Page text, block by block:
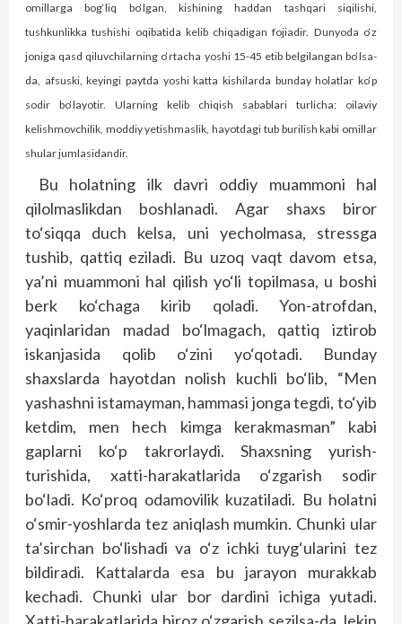
omillarga bog‘liq bo‘lgan, kishining haddan tashqari siqilishi,
tushkunlikka tushishi oqibatida kelib chiqadigan fojiadir. Dunyoda o‘z
joniga qasd qiluvchilarning o‘rtacha yoshi 15-45 etib belgilangan bo‘lsa-
da, afsuski, keyingi paytda yoshi katta kishilarda bunday holatlar ko‘p
sodir bo‘layotir. Ularning kelib chiqish sabablari turlicha: oilaviy
kelishmovchilik, moddiy yetishmaslik, hayotdagi tub burilish kabi omillar
shular jumlasidandir.
Bu holatning ilk davri oddiy muammoni hal
qilolmaslikdan boshlanadi. Agar shaxs biror
to‘siqqa duch kelsa, uni yecholmasa, stressga
tushib, qattiq eziladi. Bu uzoq vaqt davom etsa,
ya’ni muammoni hal qilish yo‘li topilmasa, u boshi
berk ko‘chaga kirib qoladi. Yon-atrofdan,
yaqinlaridan madad bo‘lmagach, qattiq iztirob
iskanjasida qolib o‘zini yo‘qotadi. Bunday
shaxslarda hayotdan nolish kuchli bo‘lib, “Men
yashashni istamayman, hammasi jonga tegdi, to‘yib
ketdim, men hech kimga kerakmasman” kabi
gaplarni ko‘p takrorlaydi. Shaxsning yurish-
turishida, xatti-harakatlarida o‘zgarish sodir
bo‘ladi. Ko‘proq odamovilik kuzatiladi. Bu holatni
o‘smir-yoshlarda tez aniqlash mumkin. Chunki ular
ta’sirchan bo‘lishadi va o‘z ichki tuyg‘ularini tez
bildiradi. Kattalarda esa bu jarayon murakkab
kechadi. Chunki ular bor dardini ichiga yutadi.